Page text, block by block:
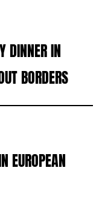
DINNER IN
BORDERS
EUROPEAN